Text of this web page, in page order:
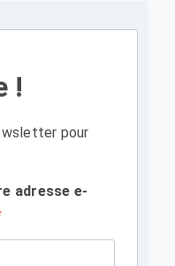
!
pour
adresse e-